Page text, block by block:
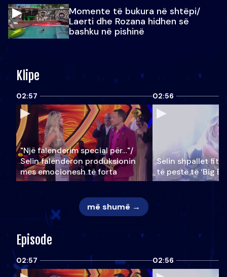
Momente të bukura në shtëpi/
Laerti dhe Rozana hidhen së
bashku në pishinë
Klipe
02:57
"Një falenderim special për…"/
Selin falënderon produksionin
mes emocionesh të forta
02:56
Selin shpallet
të pestë të ‘Big
më shumë →
Episode
02:57 02:56